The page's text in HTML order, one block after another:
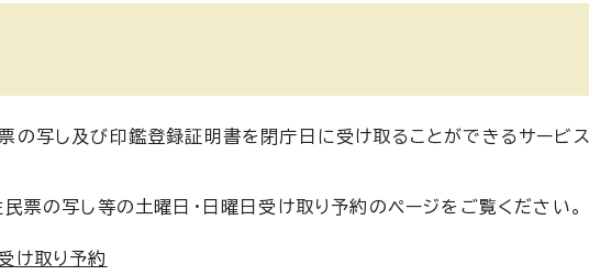
の写し及び印鑑登録証明書を閉庁日に受け取ることができるサービス
票の写し等の土曜日・日曜日受け取り予約のページをご覧ください。
け取り予約